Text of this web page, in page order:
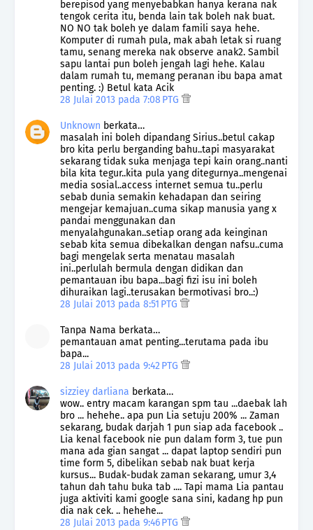
berepisod yang menyebabkan hanya kerana nak
tengok cerita itu, benda lain tak boleh nak buat.
NO NO tak boleh ye dalam famili saya hehe.
Komputer di rumah pula, mak abah letak si ruang
tamu, senang mereka nak observe anak2. Sambil
sapu lantai pun boleh jengah lagi hehe. Kalau
dalam rumah tu, memang peranan ibu bapa amat
penting. :) Betul kata Acik
28 Julai 2013 pada 7:08 PTG
Unknown berkata…
masalah ini boleh dipandang Sirius..betul cakap
bro kita perlu berganding bahu..tapi masyarakat
sekarang tidak suka menjaga tepi kain orang..nanti
bila kita tegur..kita pula yang ditegurnya..mengenai
media sosial..access internet semua tu..perlu
sebab dunia semakin kehadapan dan seiring
mengejar kemajuan..cuma sikap manusia yang x
pandai menggunakan dan
menyalahgunakan..setiap orang ada keinginan
sebab kita semua dibekalkan dengan nafsu..cuma
bagi mengelak serta menatau masalah
ini..perlulah bermula dengan didikan dan
pemantauan ibu bapa...bagi fizi isu ini boleh
dihuraikan lagi..terusakan bermotivasi bro..:)
28 Julai 2013 pada 8:51 PTG
Tanpa Nama berkata…
pemantauan amat penting...terutama pada ibu
bapa...
28 Julai 2013 pada 9:42 PTG
sizziey darliana berkata…
wow.. entry macam karangan spm tau ...daebak lah
bro ... hehehe.. apa pun Lia setuju 200% ... Zaman
sekarang, budak darjah 1 pun siap ada facebook ..
Lia kenal facebook nie pun dalam form 3, tue pun
mana ada gian sangat ... dapat laptop sendiri pun
time form 5, dibelikan sebab nak buat kerja
kursus... Budak-budak zaman sekarang, umur 3,4
tahun dah tahu buka tab .... Tapi mama Lia pantau
juga aktiviti kami google sana sini, kadang hp pun
dia nak cek. .. hehehe...
28 Julai 2013 pada 9:46 PTG